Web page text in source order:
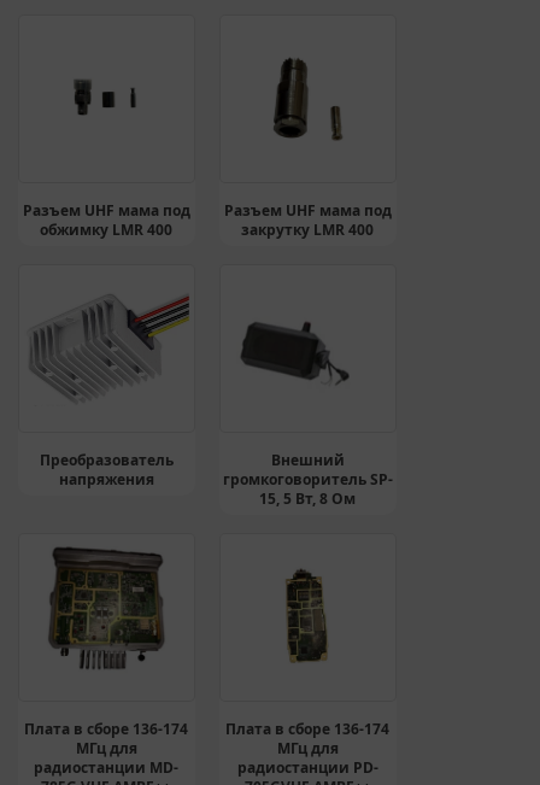
Разъем UHF мама под
обжимку LMR 400
Разъем UHF мама под
закрутку LMR 400
Преобразователь
напряжения
Внешний
громкоговоритель SP-
15, 5 Вт, 8 Ом
Плата в сборе 136-174
МГц для
радиостанции MD-
Плата в сборе 136-174
МГц для
радиостанции PD-